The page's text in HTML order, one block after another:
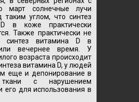
март солнечные лучи
таким углом, что синтез
в коже практически
Также практически не
синтез витамина D в
вечернее время. У
возраста происходит
витамина D, у людей
еще и депонирование в
с нарушением
его для использования в